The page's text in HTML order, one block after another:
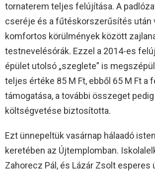
tornaterem teljes felújítása. A
cseréje és a fűtéskorszerűsítés után
komfortos körülmények között
testnevelésórák. Ezzel a 2014-es
épület utolsó „szeglete” is
teljes értéke 85 M Ft, ebből 65 M Ft a
támogatása, a további összeget
költségvetése biztosította.
Ezt ünnepeltük vasárnap hálaadó
keretében az Újtemplomban.
Zahorecz Pál, és Lázár Zsolt esperes